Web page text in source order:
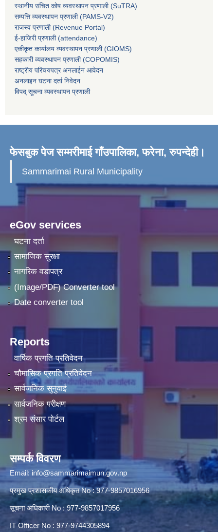
स्थानीय संचित कोष व्यवस्थापन प्रणाली (SuTRA)
सम्पत्ति व्यवस्थापन प्रणाली (PAMS-V2)
राजस्व प्रणाली (Revenue Portal)
ई-हाजिरी प्रणाली (attendance)
एकीकृत कार्यालय व्यवस्थापन प्रणाली (GIOMS)
सहकारी व्यवस्थापन प्रणाली (COPOMIS)
राष्ट्रीय परिचयपत्र अनलाईन आवेदन
अनलाइन घटना दर्ता निवेदन
विपद् सूचना व्यवस्थापन प्रणाली
फेसबुक पेज सम्मरीमाई गाँउपालिका, फरेना, रुपन्देही।
Sammarimai Rural Municipality
eGov services
घटना दर्ता
सामाजिक सुरक्षा
नागरिक वडापत्र
(Image/PDF) Converter tool
Date converter tool
Reports
वार्षिक प्रगति प्रतिवेदन
चौमासिक प्रगति प्रतिवेदन
सार्वजनिक सुनुवाई
सार्वजनिक परीक्षण
श्रम संसार पोर्टल
सम्पर्क विवरण
Email: info@sammarimaimun.gov.np
प्रमुख प्रशासकीय अधिकृत No : 977-9857016956
सूचना अधिकारी No : 977-9857017956
IT Officer No : 977-9744305894